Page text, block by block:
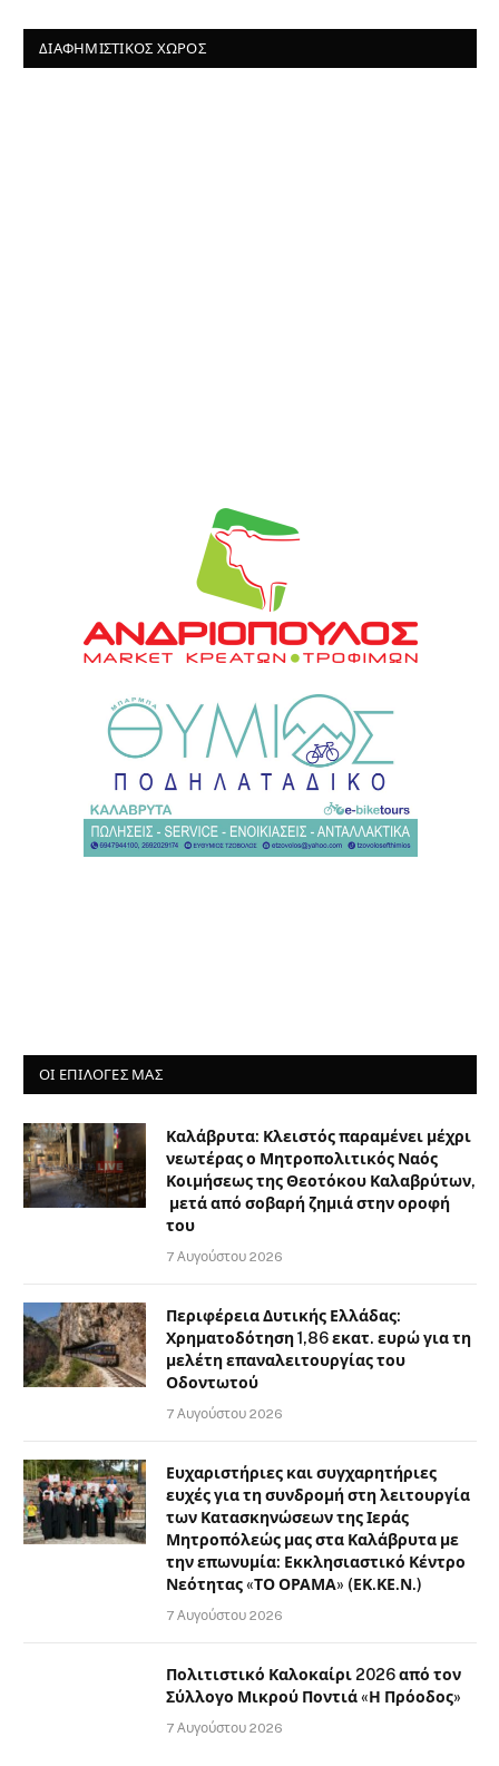
ΔΙΑΦΗΜΙΣΤΙΚΌΣ ΧΏΡΟΣ
νεωτέρας ο Μητροπολιτικός Ναός
Κοιμήσεως της Θεοτόκου Καλαβρύτων,
μετά από σοβαρή ζημιά στην οροφή
του
7 Αυγούστου 2026
Περιφέρεια Δυτικής Ελλάδας:
των Κατασκηνώσεων της Ιεράς
την επωνυμία: Εκκλησιαστικό Κέντρο
7 Αυγούστου 2026
Πολιτιστικό Καλοκαίρι 2026 από τον
Σύλλογο Μικρού Ποντιά «Η Πρόοδος»
7 Αυγούστου 2026
FOLLOW KALAVRITALIVE ON SOCIAL
ΜΗΝ ΧΆΣΕΤΕ